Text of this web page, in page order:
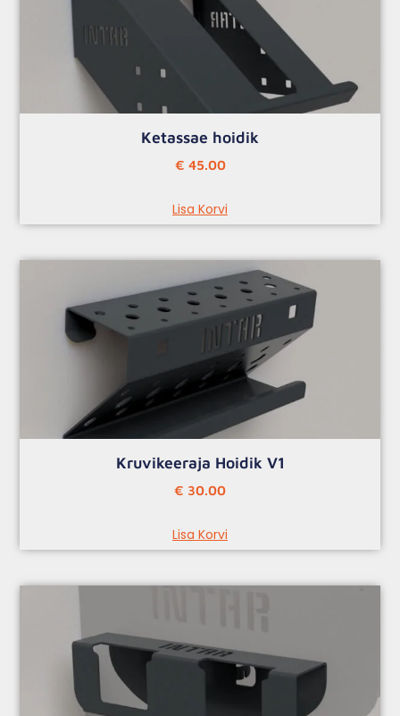
Ketassae hoidik
€ 45.00
Lisa Korvi
Kruvikeeraja Hoidik V1
€ 30.00
Lisa Korvi